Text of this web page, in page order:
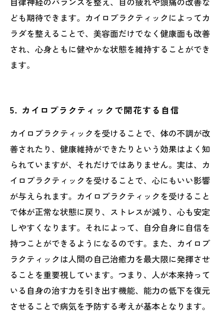
ども期待できます。カイロプラクティックによってカ
ラダを整えることで、美容面だけでなく健康面も改善
され、心身ともに健やかな状態を維持することができ
ます。
5. カイロプラクティックで開花する自信
カイロプラクティックを受けることで、体の不調が改
善されたり、健康維持ができたりという効果はよく知
られていますが、それだけではありません。実は、カ
イロプラクティックを受けることで、心にもいい影響
が与えられます。カイロプラクティックを受けること
で体が正常な状態に戻り、ストレスが減り、心も安定
しやすくなります。それによって、自分自身に自信を
持つことができるようになるのです。また、カイロプ
ラクティックは人間の自己治癒力を最大限に発揮させ
ることを重要視しています。つまり、人が本来持って
いる自身の治す力を引き出す機能、能力の低下を復元
させることで病気を予防する考えが基本となります。